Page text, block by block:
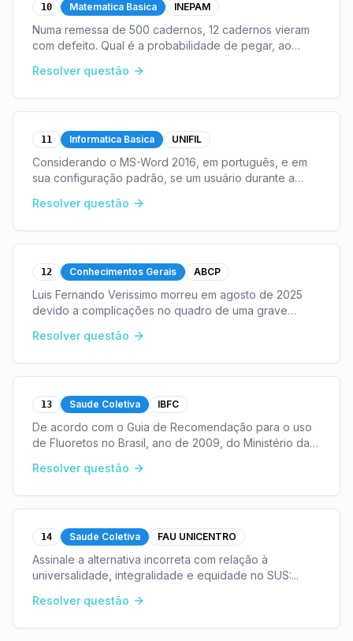
10 Matematica Basica INEPAM
Numa remessa de 500 cadernos, 12 cadernos vieram
com defeito. Qual é a probabilidade de pegar, ao
defeito?...
Resolver questão
11 Informatica Basica UNIFIL
Considerando o MS-Word 2016, em português, e em
sua configuração padrão, se um usuário durante a
existente no HD do computador, pressionar
Resolver questão
12 Conhecimentos Gerais ABCP
Luis Fernando Verissimo morreu em agosto de 2025
devido a complicações no quadro de uma grave
Resolver questão
13 Saude Coletiva IBFC
De acordo com o Guia de Recomendação para o uso
de Fluoretos no Brasil, ano de 2009, do Ministério da
para uso em escala populacional, a partir dos
Resolver questão
14 Saude Coletiva FAU UNICENTRO
Assinale a alternativa incorreta com relação à
universalidade, integralidade e equidade no SUS:...
Resolver questão